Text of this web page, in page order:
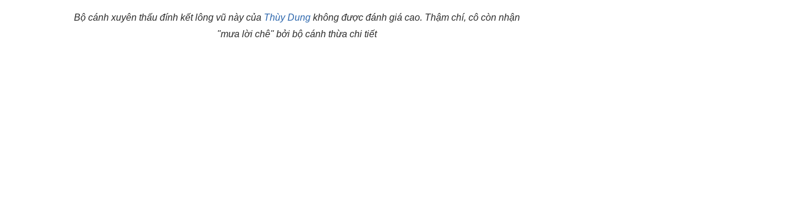
Bộ cánh xuyên thấu đính kết lông vũ này của Thùy Dung không được đánh giá cao. Thậm chí, cô còn nhận
"mưa lời chê" bởi bộ cánh thừa chi tiết